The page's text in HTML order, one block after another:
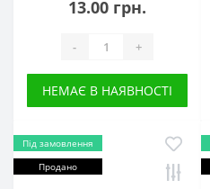
13.00 грн.
- +
НЕМАЄ В НАЯВНОСТІ
Під замовлення
Продано